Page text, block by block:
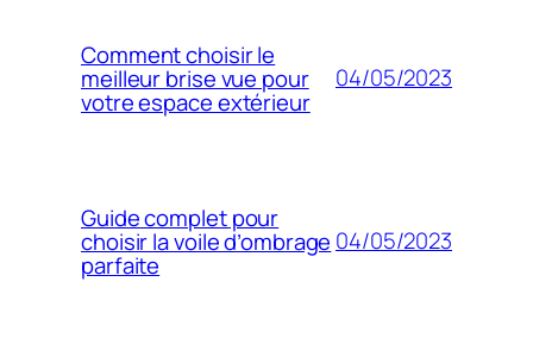
Comment choisir le
meilleur brise vue pour
votre espace extérieur
04/05/2023
Guide complet pour
choisir la voile d’ombrage
parfaite
04/05/2023